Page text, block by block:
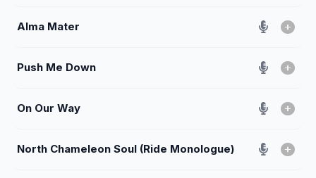
Alma Mater
Push Me Down
On Our Way
North Chameleon Soul (Ride Monologue)